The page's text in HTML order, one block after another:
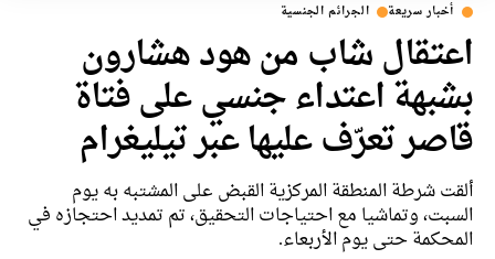
سريعة الجرائم الجنسية
شاب من هود هشارون
اعتداء جنسي على فتاة
تعرّف عليها عبر تيليغرام
شرطة المنطقة المركزية القبض على المشتبه به يوم
وتماشيا مع احتياجات التحقيق، تم تمديد احتجازه في
حتى يوم الأربعاء.